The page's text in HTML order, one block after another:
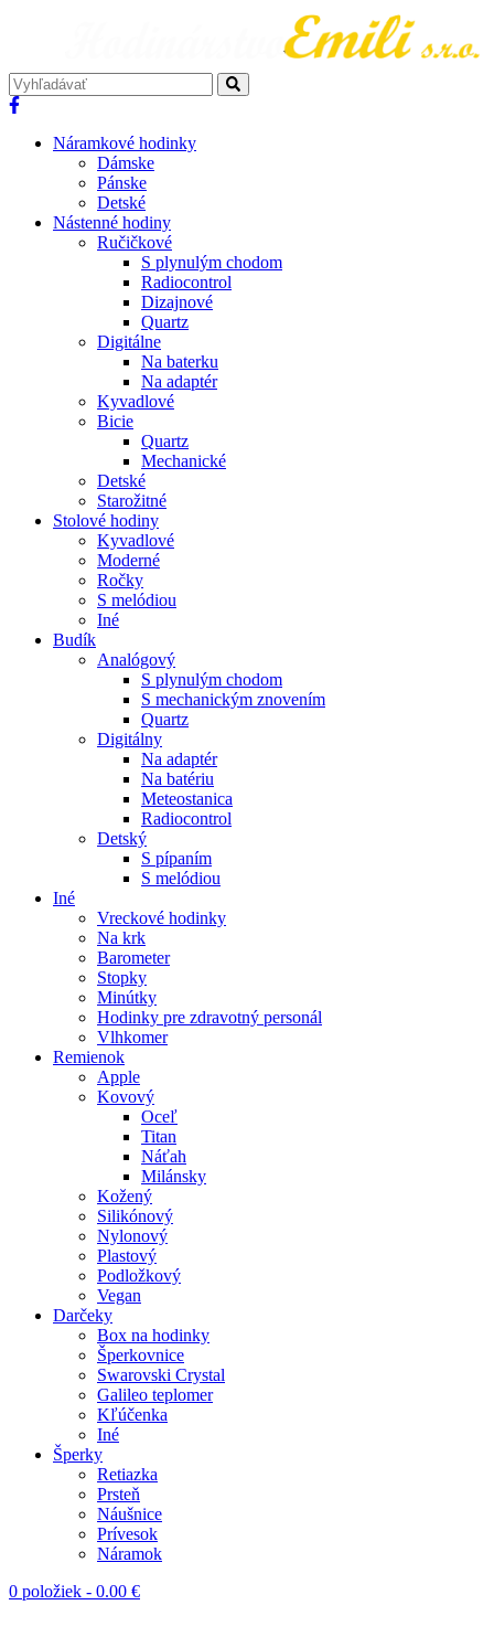
Náramkové hodinky
Dámske
Pánske
Detské
Nástenné hodiny
Ručičkové
S plynulým chodom
Radiocontrol
Dizajnové
Quartz
Digitálne
Na baterku
Na adaptér
Kyvadlové
Bicie
Quartz
Mechanické
Detské
Starožitné
Stolové hodiny
Kyvadlové
Moderné
Ročky
S melódiou
Iné
Budík
Analógový
S plynulým chodom
S mechanickým znovením
Quartz
Digitálny
Na adaptér
Na batériu
Meteostanica
Radiocontrol
Detský
S pípaním
S melódiou
Iné
Vreckové hodinky
Na krk
Barometer
Stopky
Minútky
Hodinky pre zdravotný personál
Vlhkomer
Remienok
Apple
Kovový
Oceľ
Titan
Náťah
Milánsky
Kožený
Silikónový
Nylonový
Plastový
Podložkový
Vegan
Darčeky
Box na hodinky
Šperkovnice
Swarovski Crystal
Galileo teplomer
Kľúčenka
Iné
Šperky
Retiazka
Prsteň
Náušnice
Prívesok
Náramok
0 položiek - 0.00 €